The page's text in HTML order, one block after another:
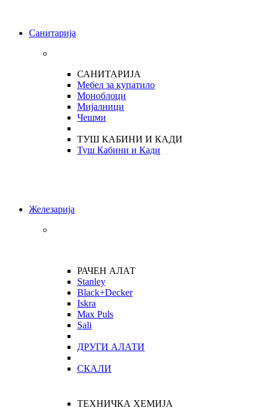
Санитарија
САНИТАРИЈА
Мебел за купатило
Моноблоци
Мијалници
Чешми
ТУШ КАБИНИ И КАДИ
Туш Кабини и Кади
Железарија
РАЧЕН АЛАТ
Stanley
Black+Decker
Iskra
Max Puls
Sali
ДРУГИ АЛАТИ
СКАЛИ
ТЕХНИЧКА ХЕМИЈА